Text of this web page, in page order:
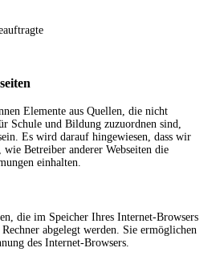
Elemente aus Quellen, die nicht
Schule und Bildung zuzuordnen sind,
Es wird darauf hingewiesen, dass wir
Betreiber anderer Webseiten die
einhalten.
die im Speicher Ihres Internet-Browsers
abgelegt werden. Sie ermöglichen
des Internet-Browsers.